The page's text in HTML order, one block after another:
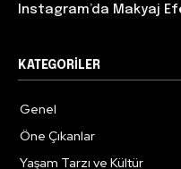
Instagram’da Makyaj
KATEGORILER
Genel
Öne Çıkanlar
Yaşam Tarzı ve Kültür